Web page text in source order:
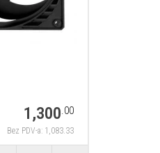
1,300.00
Bez PDV-a: 1,083.33